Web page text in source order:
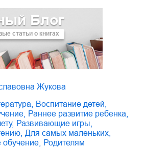
Блог
статьи о книгах
Жукова
воспитание детей
раннее развитие ребенка
, развивающие игры
для самых маленьких
обучение
родителям